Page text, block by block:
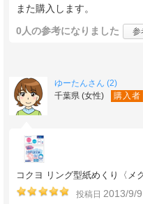
また購入します。
0人の参考になりました 参
ゆーたんさん (2)
千葉県 (女性)
購入者
コクヨ リング型紙めくり〈メ
投稿日 2013/9/9